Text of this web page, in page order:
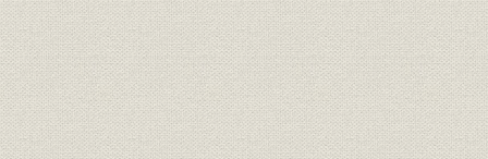
二 戦後における関係会社
資料
索引